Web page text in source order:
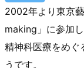
2002年より東京
making」に参加
精神科医療をめぐ
うです。